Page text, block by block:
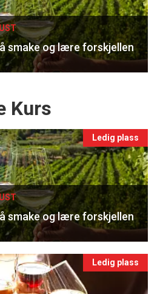
smake og lære forskjellen
Kurs
Ledig plass
smake og lære forskjellen
Ledig plass